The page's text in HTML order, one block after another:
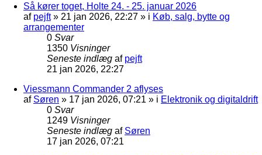
Så kører toget, Holte 24. - 25. januar 2026
af pejft» 21 jan 2026, 22:27 » i Køb, salg, bytte og
arrangementer
0 Svar
1350 Visninger
Seneste indlæg af pejft
21 jan 2026, 22:27
Viessmann Commander 2 aflyses
af Søren » 17 jan 2026, 07:21 » i Elektronik og digitaldrift
0 Svar
1249 Visninger
Seneste indlæg af Søren
17 jan 2026, 07:21